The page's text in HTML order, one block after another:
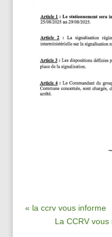
« la ccrv vous informe
La CCRV